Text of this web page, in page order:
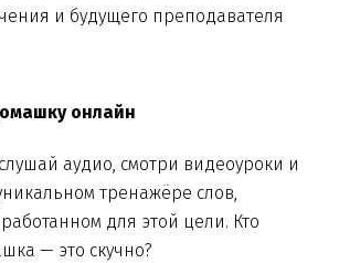
и будущего преподавателя
онлайн
аудио, смотри видеоуроки и
тренажёре слов,
для этой цели. Кто
— это скучно?